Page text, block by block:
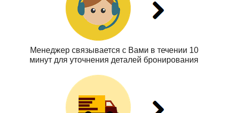
Менеджер связывается с Вами в течении 10
минут для уточнения деталей бронирования